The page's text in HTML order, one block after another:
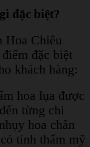
đặc biệt?
Hoa Chiêu
đặc biệt
khách hàng:
hoa lụa được
từng chi
hoa chân
tính thẩm mỹ